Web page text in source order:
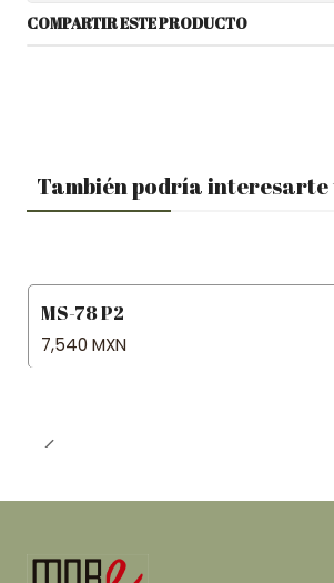
COMPARTIR ESTE PRODUCTO
También podría interesarte
MS-78 P2
7,540 MXN